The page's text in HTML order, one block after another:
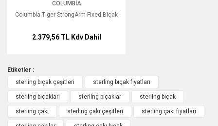
Yorum Yaz
COLUMBIA
Columbia Tiger StrongArm Fixed Biçak
2.379,56 TL Kdv Dahil
Etiketler :
sterling bıçak çeşitleri
sterling bıçak fiyatları
sterling bıçakları sterling bıçaklar sterling bıçak
sterling çakı sterling çakı çeşitleri sterling çakı fiyatları